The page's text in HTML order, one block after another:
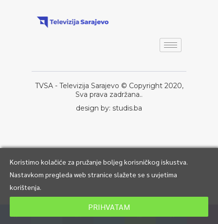
TVSA - Televizija Sarajevo © Copyright 2020,
Sva prava zadržana..
design by: studis.ba
Koristimo kolačiće za pružanje boljeg korisničkog iskustva.
Nastavkom pregleda web stranice slažete se s uvjetima
korištenja.
PRIHVATAM